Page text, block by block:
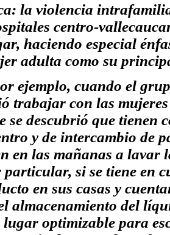
la violencia
centro-
haciendo especial
adulta como su
ejemplo, cuando el
trabajar con las
se descubrió que tienen
y de intercambio de
en las mañanas a lavar
particular, si se tiene en
en sus casas y
almacenamiento del
lugar optimizable para